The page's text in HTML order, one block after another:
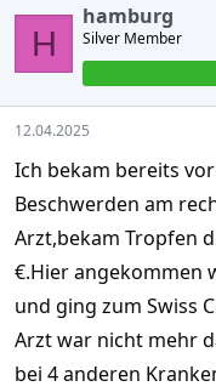
t
o
n
H
hamburg
Silver Member
12.04.2025
Ich bekam bereits
Beschwerden am
Arzt,bekam Tropfen
€.Hier angekommen
und ging zum Swiss
Arzt war nicht mehr
bei 4 anderen